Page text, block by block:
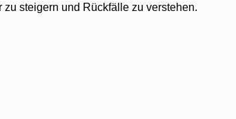
steigern und Rückfälle zu verstehen.